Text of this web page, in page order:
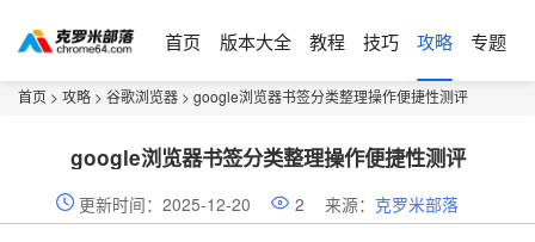
首页 版本大全 教程 技巧 攻略 专题
首页 > 攻略 > 谷歌浏览器 > google浏览器书签分类整理操作便捷性测评
google浏览器书签分类整理操作便捷性测评
更新时间：2025-12-20 2 来源： 克罗米部落